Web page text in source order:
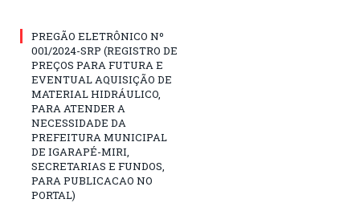
PREGÃO ELETRÔNICO Nº
001/2024-SRP (REGISTRO DE
PREÇOS PARA FUTURA E
EVENTUAL AQUISIÇÃO DE
MATERIAL HIDRÁULICO,
PARA ATENDER A
NECESSIDADE DA
PREFEITURA MUNICIPAL
DE IGARAPÉ-MIRI,
SECRETARIAS E FUNDOS,
PARA PUBLICACAO NO
PORTAL)